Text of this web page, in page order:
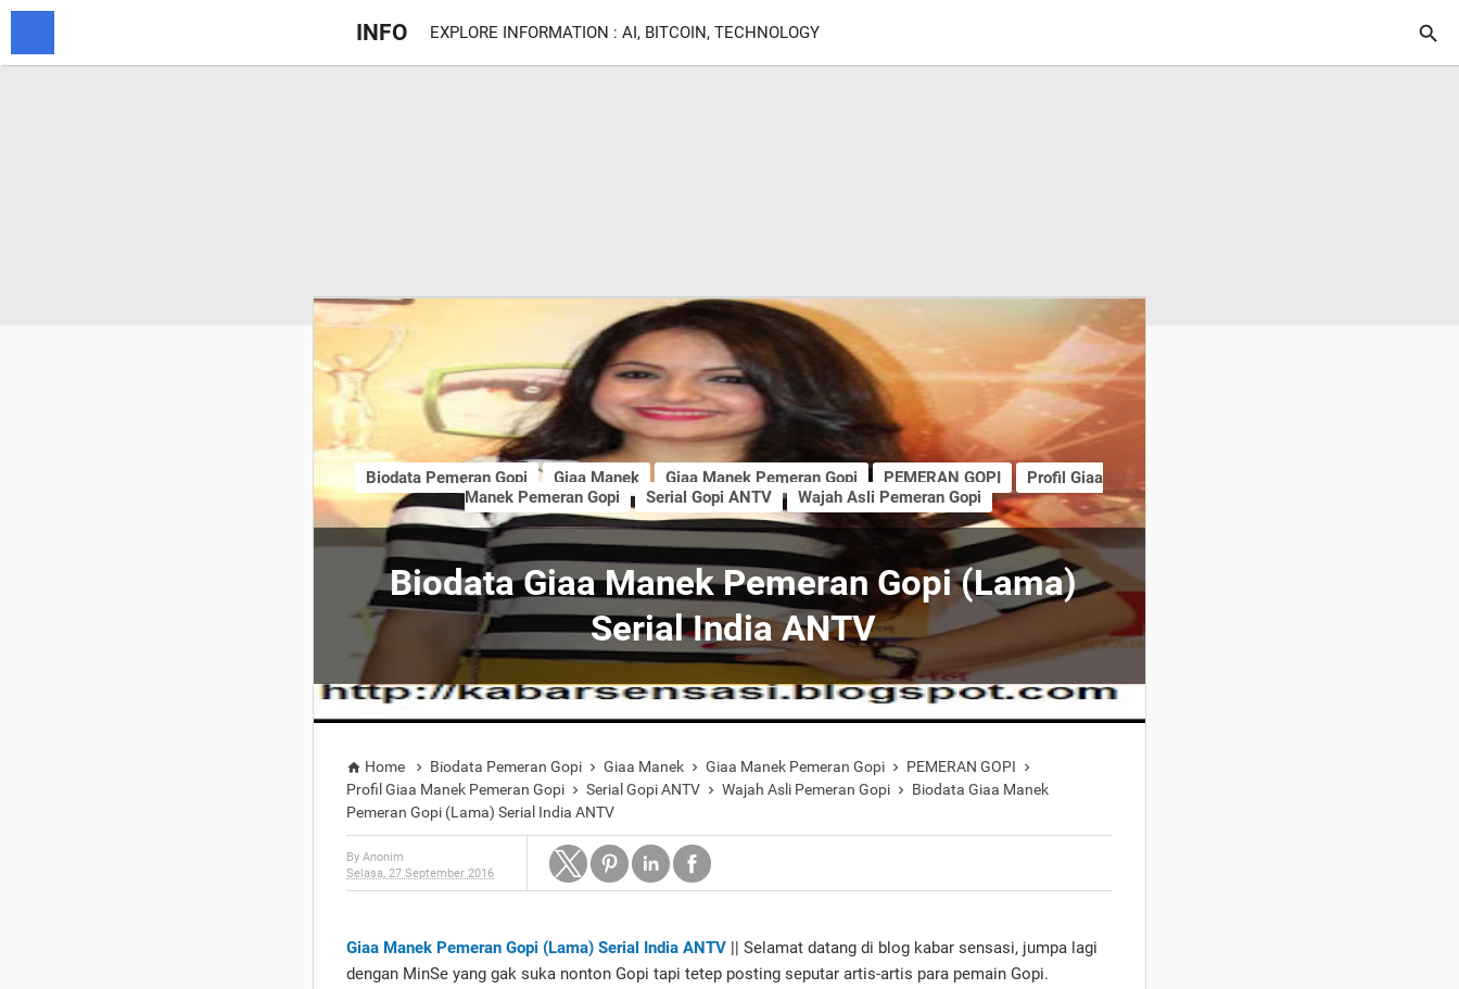
INFO EXPLORE INFORMATION : AI, BITCOIN, TECHNOLOGY 
Biodata Giaa Manek Pemeran Gopi (Lama)
Serial India ANTV
Biodata Pemeran Gopi Giaa Manek Giaa Manek Pemeran Gopi PEMERAN GOPI
Profil Giaa
Manek Pemeran Gopi
Serial Gopi ANTV Wajah Asli Pemeran Gopi
 Home  Biodata Pemeran Gopi  Giaa Manek  Giaa Manek Pemeran Gopi  PEMERAN GOPI 
Profil Giaa Manek Pemeran Gopi  Serial Gopi ANTV  Wajah Asli Pemeran Gopi 
Biodata Giaa Manek
Pemeran Gopi (Lama) Serial India ANTV
By Anonim
Selasa, 27 September 2016
Giaa Manek Pemeran Gopi (Lama) Serial India ANTV || Selamat datang di blog kabar sensasi, jumpa lagi
dengan MinSe yang gak suka nonton Gopi tapi tetep posting seputar artis-artis para pemain Gopi.